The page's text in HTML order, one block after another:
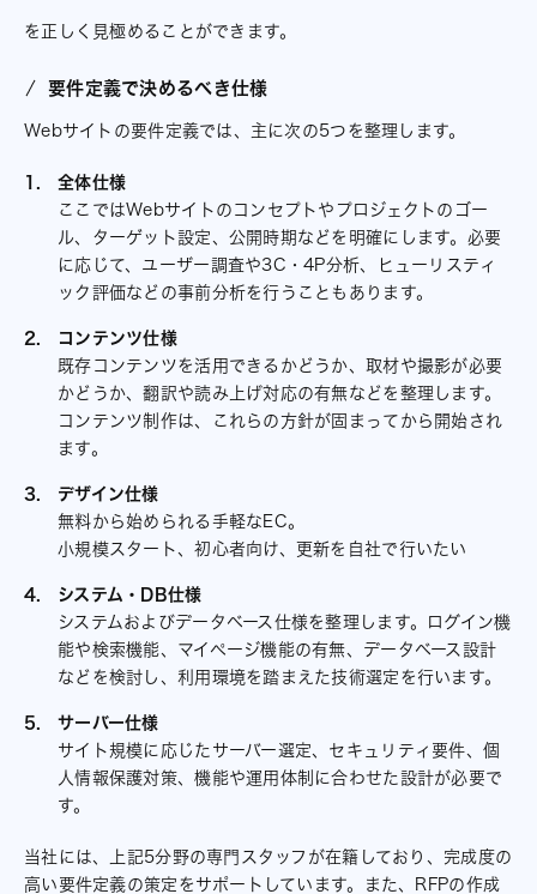
を正しく見極めることができます。
要件定義で決めるべき仕様
Webサイトの要件定義では、主に次の5つを整理します。
全体仕様
ここではWebサイトのコンセプトやプロジェクトのゴー
ル、ターゲット設定、公開時期などを明確にします。必要
に応じて、ユーザー調査や3C・4P分析、ヒューリスティ
ック評価などの事前分析を行うこともあります。
コンテンツ仕様
既存コンテンツを活用できるかどうか、取材や撮影が必要
かどうか、翻訳や読み上げ対応の有無などを整理します。
コンテンツ制作は、これらの方針が固まってから開始され
ます。
デザイン仕様
無料から始められる手軽なEC。
小規模スタート、初心者向け、更新を自社で行いたい
システム・DB仕様
システムおよびデータベース仕様を整理します。ログイン機
能や検索機能、マイページ機能の有無、データベース設計
などを検討し、利用環境を踏まえた技術選定を行います。
サーバー仕様
サイト規模に応じたサーバー選定、セキュリティ要件、個
人情報保護対策、機能や運用体制に合わせた設計が必要で
す。
当社には、上記5分野の専門スタッフが在籍しており、完成度の
高い要件定義の策定をサポートしています。また、RFPの作成